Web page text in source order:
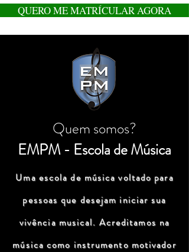
QUERO ME MATRÍCULAR AGORA
Quem somos?
EMPM - Escola de Música
Uma escola de música voltado para
pessoas que desejam iniciar sua
vivência musical. Acreditamos na
música como instrumento motivador